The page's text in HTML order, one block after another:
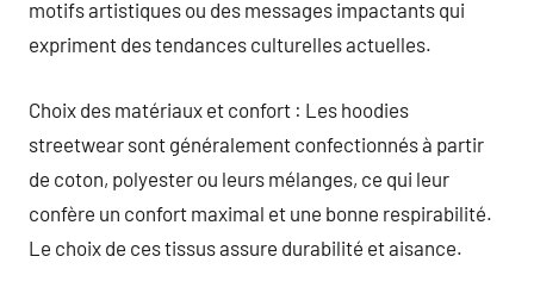
motifs artistiques ou des messages impactants qui
expriment des tendances culturelles actuelles.
Choix des matériaux et confort : Les hoodies
streetwear sont généralement confectionnés à partir
de coton, polyester ou leurs mélanges, ce qui leur
confère un confort maximal et une bonne respirabilité.
Le choix de ces tissus assure durabilité et aisance.